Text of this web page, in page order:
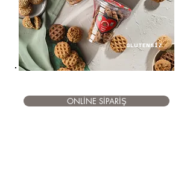
GLUTENSİZ
ONLİNE SİPARİŞ